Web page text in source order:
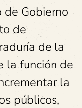
de Gobierno
de
de la
la función de
la
públicos,